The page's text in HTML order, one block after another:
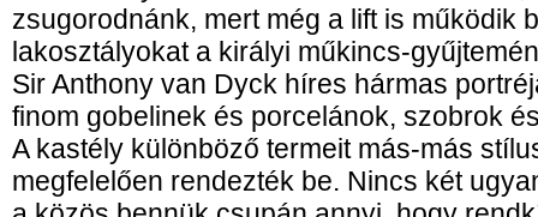
zsugorodnánk, mert még a lift is működik
lakosztályokat a királyi műkincs-
Sir Anthony van Dyck híres hármas
finom gobelinek és porcelánok, szobrok
A kastély különböző termeit más-más
megfelelően rendezték be. Nincs két